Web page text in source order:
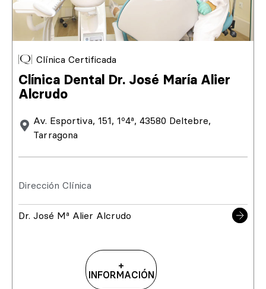
Clínica Certificada
Clínica Dental Dr. José María Alier
Alcrudo
Av. Esportiva, 151, 1º4ª, 43580 Deltebre,
Tarragona
Dirección Clínica
Dr. José Mª Alier Alcrudo
+
INFORMACIÓN